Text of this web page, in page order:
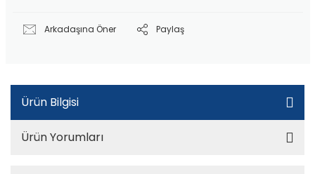
Arkadaşına Öner Paylaş
Ürün Bilgisi
Ürün Yorumları